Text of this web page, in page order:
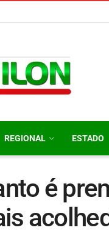
REGIONAL ESTADO
é